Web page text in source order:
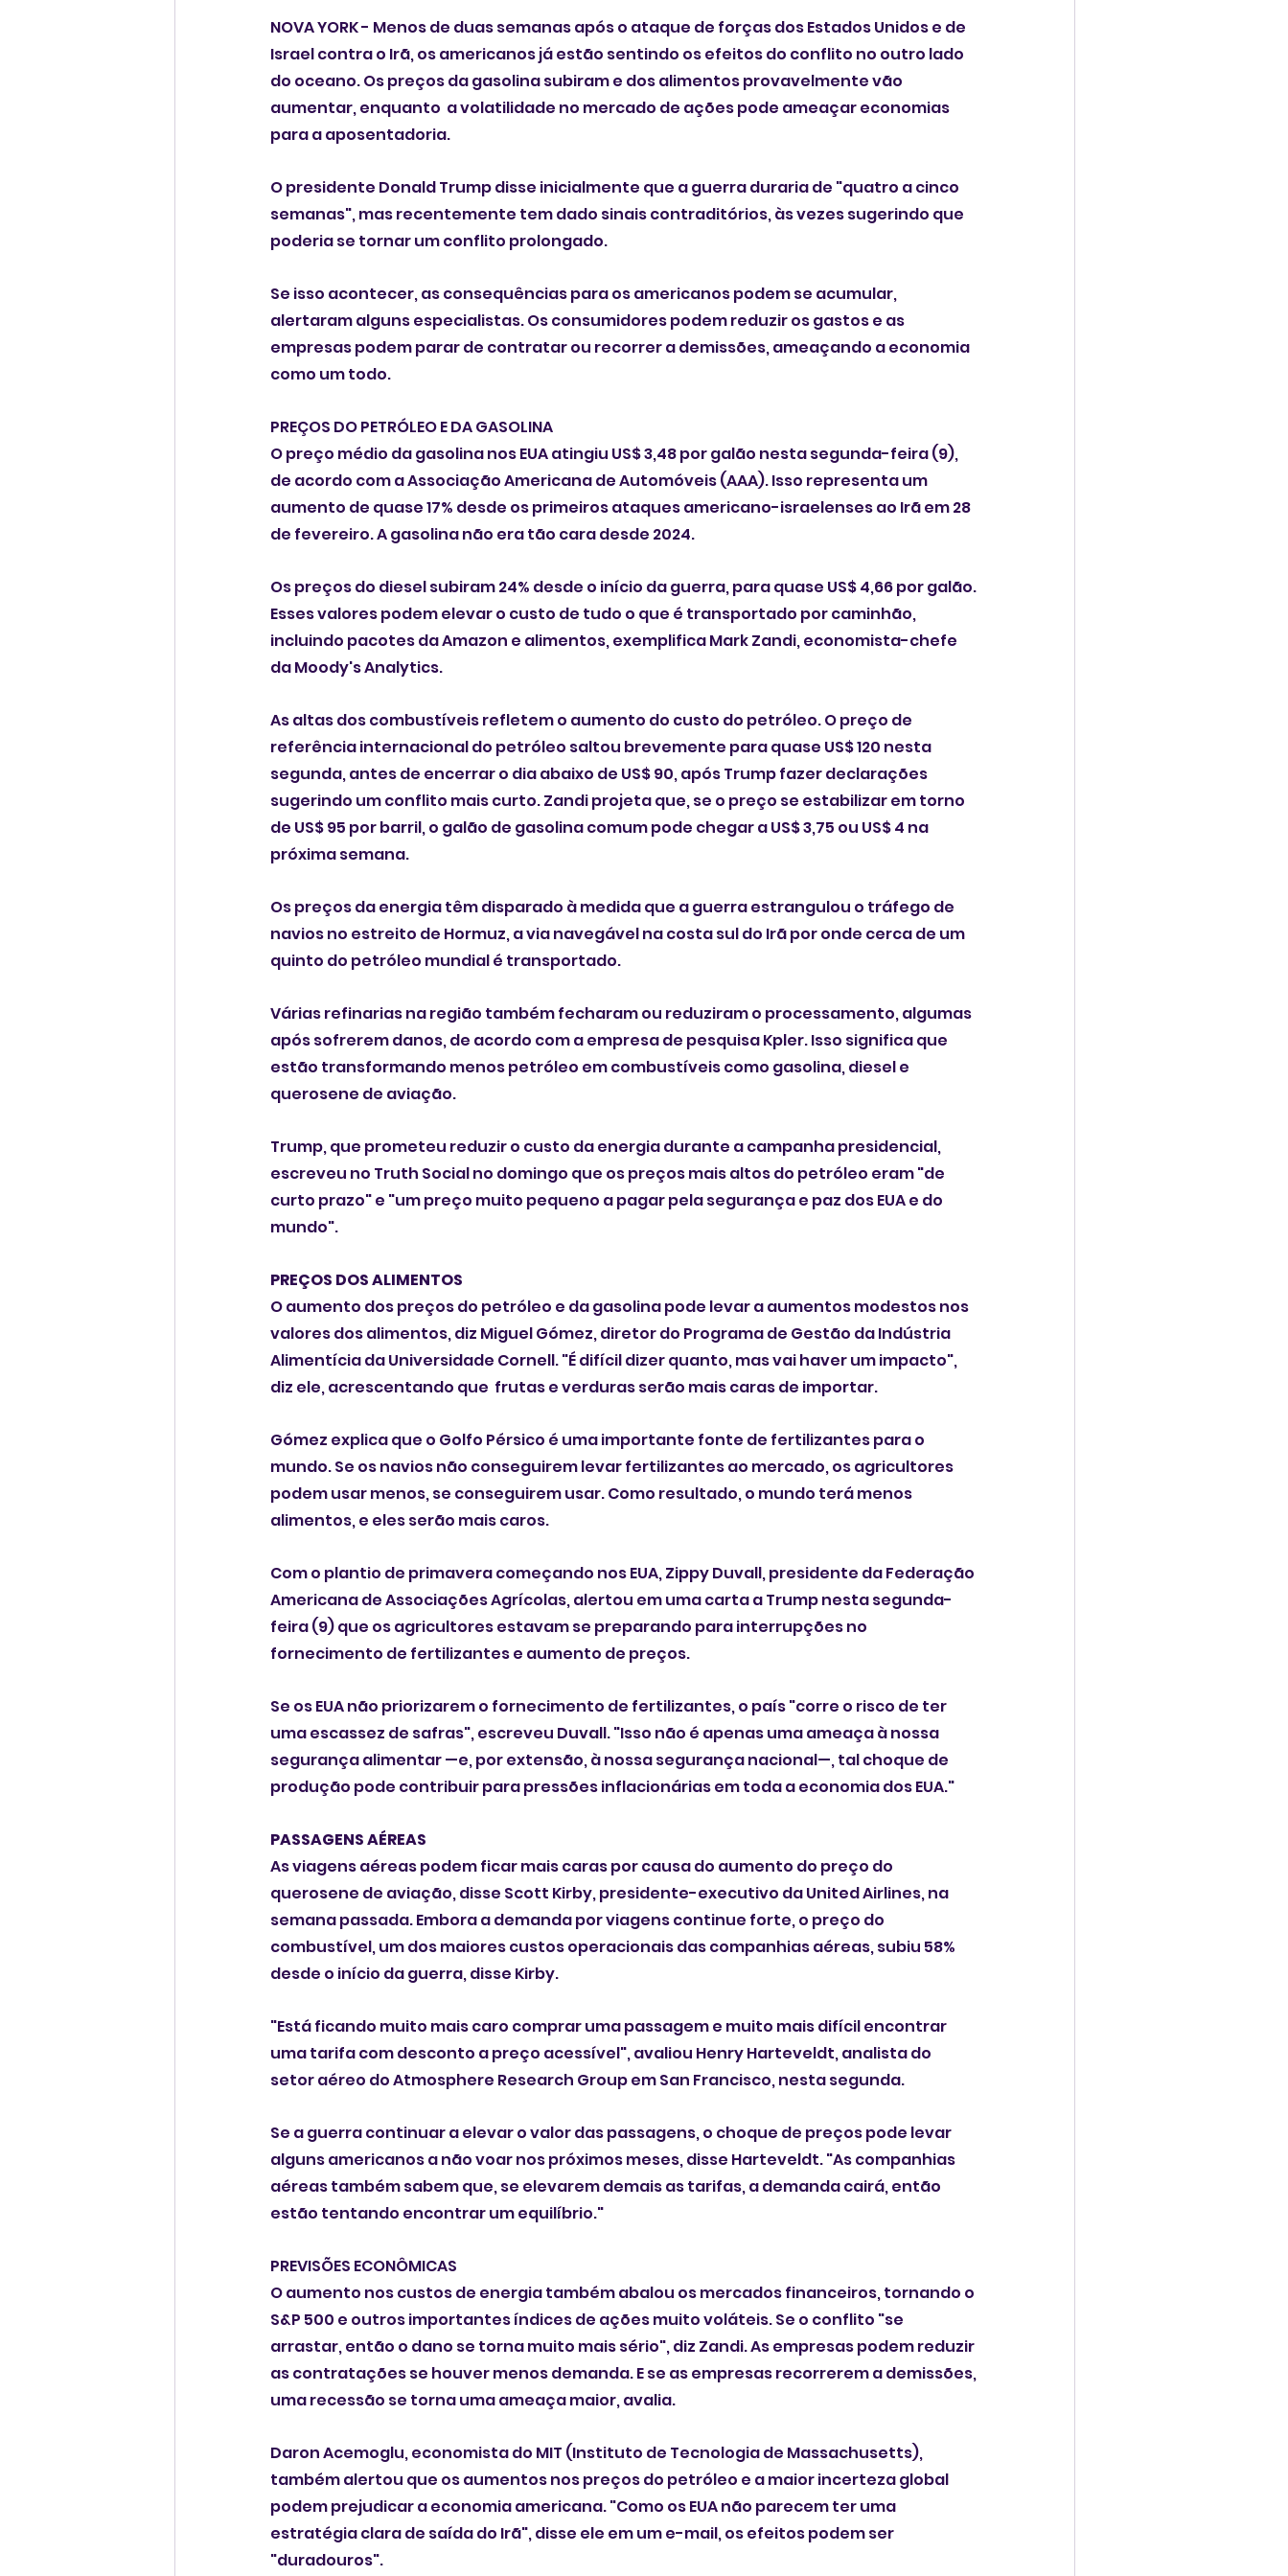
NOVA YORK - Menos de duas semanas após o ataque de forças dos Estados Unidos e de
Israel contra o Irã, os americanos já estão sentindo os efeitos do conflito no outro lado
do oceano. Os preços da gasolina subiram e dos alimentos provavelmente vão
aumentar, enquanto  a volatilidade no mercado de ações pode ameaçar economias
para a aposentadoria.
O presidente Donald Trump disse inicialmente que a guerra duraria de "quatro a cinco
semanas", mas recentemente tem dado sinais contraditórios, às vezes sugerindo que
poderia se tornar um conflito prolongado.
Se isso acontecer, as consequências para os americanos podem se acumular,
alertaram alguns especialistas. Os consumidores podem reduzir os gastos e as
empresas podem parar de contratar ou recorrer a demissões, ameaçando a economia
como um todo.
PREÇOS DO PETRÓLEO E DA GASOLINA
O preço médio da gasolina nos EUA atingiu US$ 3,48 por galão nesta segunda-feira (9),
de acordo com a Associação Americana de Automóveis (AAA). Isso representa um
aumento de quase 17% desde os primeiros ataques americano-israelenses ao Irã em 28
de fevereiro. A gasolina não era tão cara desde 2024.
Os preços do diesel subiram 24% desde o início da guerra, para quase US$ 4,66 por galão.
Esses valores podem elevar o custo de tudo o que é transportado por caminhão,
incluindo pacotes da Amazon e alimentos, exemplifica Mark Zandi, economista-chefe
da Moody's Analytics.
As altas dos combustíveis refletem o aumento do custo do petróleo. O preço de
referência internacional do petróleo saltou brevemente para quase US$ 120 nesta
segunda, antes de encerrar o dia abaixo de US$ 90, após Trump fazer declarações
sugerindo um conflito mais curto. Zandi projeta que, se o preço se estabilizar em torno
de US$ 95 por barril, o galão de gasolina comum pode chegar a US$ 3,75 ou US$ 4 na
próxima semana.
Os preços da energia têm disparado à medida que a guerra estrangulou o tráfego de
navios no estreito de Hormuz, a via navegável na costa sul do Irã por onde cerca de um
quinto do petróleo mundial é transportado.
Várias refinarias na região também fecharam ou reduziram o processamento, algumas
após sofrerem danos, de acordo com a empresa de pesquisa Kpler. Isso significa que
estão transformando menos petróleo em combustíveis como gasolina, diesel e
querosene de aviação.
Trump, que prometeu reduzir o custo da energia durante a campanha presidencial,
escreveu no Truth Social no domingo que os preços mais altos do petróleo eram "de
curto prazo" e "um preço muito pequeno a pagar pela segurança e paz dos EUA e do
mundo".
PREÇOS DOS ALIMENTOS
O aumento dos preços do petróleo e da gasolina pode levar a aumentos modestos nos
valores dos alimentos, diz Miguel Gómez, diretor do Programa de Gestão da Indústria
Alimentícia da Universidade Cornell. "É difícil dizer quanto, mas vai haver um impacto",
diz ele, acrescentando que  frutas e verduras serão mais caras de importar.
Gómez explica que o Golfo Pérsico é uma importante fonte de fertilizantes para o
mundo. Se os navios não conseguirem levar fertilizantes ao mercado, os agricultores
podem usar menos, se conseguirem usar. Como resultado, o mundo terá menos
alimentos, e eles serão mais caros.
Com o plantio de primavera começando nos EUA, Zippy Duvall, presidente da Federação
Americana de Associações Agrícolas, alertou em uma carta a Trump nesta segunda-
feira (9) que os agricultores estavam se preparando para interrupções no
fornecimento de fertilizantes e aumento de preços.
Se os EUA não priorizarem o fornecimento de fertilizantes, o país "corre o risco de ter
uma escassez de safras", escreveu Duvall. "Isso não é apenas uma ameaça à nossa
segurança alimentar —e, por extensão, à nossa segurança nacional—, tal choque de
produção pode contribuir para pressões inflacionárias em toda a economia dos EUA."
PASSAGENS AÉREAS
As viagens aéreas podem ficar mais caras por causa do aumento do preço do
querosene de aviação, disse Scott Kirby, presidente-executivo da United Airlines, na
semana passada. Embora a demanda por viagens continue forte, o preço do
combustível, um dos maiores custos operacionais das companhias aéreas, subiu 58%
desde o início da guerra, disse Kirby.
"Está ficando muito mais caro comprar uma passagem e muito mais difícil encontrar
uma tarifa com desconto a preço acessível", avaliou Henry Harteveldt, analista do
setor aéreo do Atmosphere Research Group em San Francisco, nesta segunda.
Se a guerra continuar a elevar o valor das passagens, o choque de preços pode levar
alguns americanos a não voar nos próximos meses, disse Harteveldt. "As companhias
aéreas também sabem que, se elevarem demais as tarifas, a demanda cairá, então
estão tentando encontrar um equilíbrio."
PREVISÕES ECONÔMICAS
O aumento nos custos de energia também abalou os mercados financeiros, tornando o
S&P 500 e outros importantes índices de ações muito voláteis. Se o conflito "se
arrastar, então o dano se torna muito mais sério", diz Zandi. As empresas podem reduzir
as contratações se houver menos demanda. E se as empresas recorrerem a demissões,
uma recessão se torna uma ameaça maior, avalia.
Daron Acemoglu, economista do MIT (Instituto de Tecnologia de Massachusetts),
também alertou que os aumentos nos preços do petróleo e a maior incerteza global
podem prejudicar a economia americana. "Como os EUA não parecem ter uma
estratégia clara de saída do Irã", disse ele em um e-mail, os efeitos podem ser
"duradouros".